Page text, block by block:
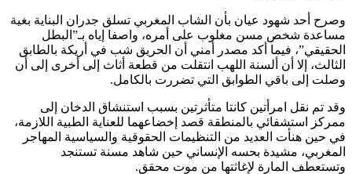
وصرح أحد شهود عيان بأن الشاب المغربي تسلق جدران البناية بغية
مساعدة شخص مسن مغلوب على أمره، واصفا إياه بـ”البطل
الحقيقي”، فيما أكد مصدر أمني أن الحريق شب في أريكة بالطابق
الثالث، إلا أن ألسنة اللهب انتقلت من قطعة أثاث إلى أخرى إلى أن
وصلت إلى باقي الطوابق التي تضررت بالكامل.
وقد تم نقل امرأتين كانتا متأثرتين بسبب استنشاق الدخان إلى
ممركز استشفائي بالمنطقة قصد إخضاعهما للعناية الطبية اللازمة،
في حين هنأت العديد من التنظيمات الحقوقية والسياسية المهاجر
المغربي، مشيدة بحسه الإنساني حين شاهد مسنة تستنجد
وتستعطف المارة لإغاثتها من موت محقق.